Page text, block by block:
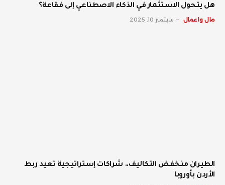
هل يتحول الاستثمار في الذكاء الاصطناعي إلى فقاعة؟
مال واعمال سبتمبر 10, 2025
الطيران منخفض التكاليف.. شراكات إستراتيجية تعيد ربط
الأردن بأوروبا